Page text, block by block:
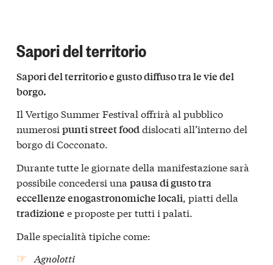
Sapori del territorio
Sapori del territorio e gusto diffuso tra le vie del
borgo.
Il Vertigo Summer Festival offrirà al pubblico
numerosi punti street fooddislocati all’interno del
borgo di Cocconato.
Durante tutte le giornate della manifestazione sarà
possibile concedersi una pausa di gusto tra
eccellenze enogastronomiche locali, piatti della
tradizione e proposte per tutti i palati.
Dalle specialità tipiche come:
Agnolotti